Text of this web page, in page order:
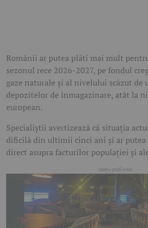
Românii ar putea plăti mai mult
sezonul rece 2026-2027, pe fondul
gaze naturale și al nivelului scăzut de
depozitelor de înmagazinare, atât la
european.
Specialiștii avertizează că situația
dificilă din ultimii cinci ani și ar putea
direct asupra facturilor populației și